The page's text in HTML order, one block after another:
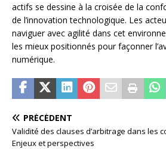
actifs se dessine à la croisée de la
de l’innovation technologique. Les
naviguer avec agilité dans cet
les mieux positionnés pour façonner
numérique.
PRÉCÉDENT
Validité des clauses d’arbitrage dans les
Enjeux et perspectives